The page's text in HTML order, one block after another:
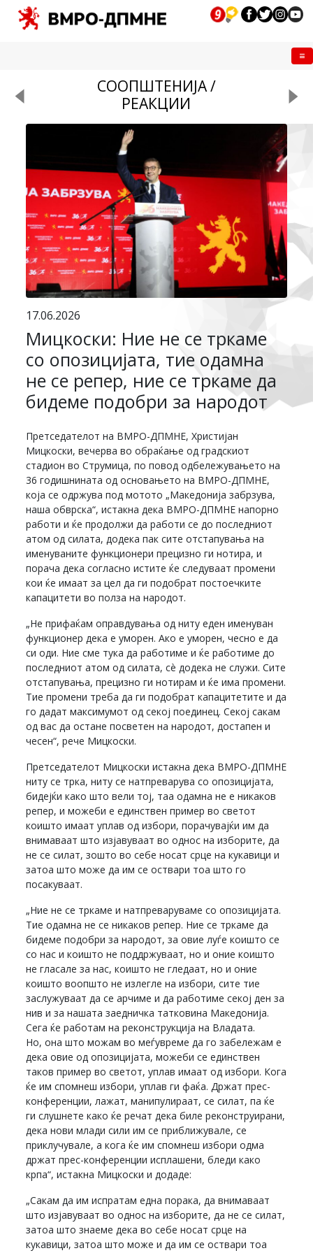
СООПШТЕНИЈА /
РЕАКЦИИ
17.06.2026
Мицкоски: Ние не се тркаме
со опозицијата, тие одамна
не се репер, ние се тркаме да
бидеме подобри за народот
Претседателот на ВМРО-ДПМНЕ, Христијан
Мицкоски, вечерва во обраќање од градскиот
стадион во Струмица, по повод одбележувањето на
36 годишнината од основањето на ВМРО-ДПМНЕ,
која се одржува под мотото „Македонија забрзува,
наша обврска“, истакна дека ВМРО-ДПМНЕ напорно
работи и ќе продолжи да работи се до последниот
атом од силата, додека пак сите отстапувања на
именуваните функционери прецизно ги нотира, и
порача дека согласно истите ќе следуваат промени
кои ќе имаат за цел да ги подобрат постоечките
капацитети во полза на народот.
„Не прифаќам оправдувања од ниту еден именуван
функционер дека е уморен. Ако е уморен, чесно е да
си оди. Ние сме тука да работиме и ќе работиме до
последниот атом од силата, сè додека не служи. Сите
отстапувања, прецизно ги нотирам и ќе има промени.
Тие промени треба да ги подобрат капацитетите и да
го дадат максимумот од секој поединец. Секој сакам
од вас да остане посветен на народот, достапен и
чесен“, рече Мицкоски.
Претседателот Мицкоски истакна дека ВМРО-ДПМНЕ
ниту се трка, ниту се натпреварува со опозицијата,
бидејќи како што вели тој, таа одамна не е никаков
репер, и можеби е единствен пример во светот
коишто имаат уплав од избори, порачувајќи им да
внимаваат што изјавуваат во однос на изборите, да
не се силат, зошто во себе носат срце на кукавици и
затоа што може да им се оствари тоа што го
посакуваат.
„Ние не се тркаме и натпреваруваме со опозицијата.
Тие одамна не се никаков репер. Ние се тркаме да
бидеме подобри за народот, за овие луѓе коишто се
со нас и коишто не поддржуваат, но и оние коишто
не гласале за нас, коишто не гледаат, но и оние
коишто воопшто не излегле на избори, сите тие
заслужуваат да се арчиме и да работиме секој ден за
нив и за нашата заедничка татковина Македонија.
Сега ќе работам на реконструкција на Владата.
Но, она што можам во меѓувреме да го забележам е
дека овие од опозицијата, можеби се единствен
таков пример во светот, уплав имаат од избори. Кога
ќе им спомнеш избори, уплав ги фаќа. Држат прес-
конференции, лажат, манипулираат, се силат, па ќе
ги слушнете како ќе речат дека биле реконструирани,
дека нови млади сили им се приближувале, се
приклучувале, а кога ќе им спомнеш избори одма
држат прес-конференции исплашени, бледи како
крпа“, истакна Мицкоски и додаде:
„Сакам да им испратам една порака, да внимаваат
што изјавуваат во однос на изборите, да не се силат,
затоа што знаеме дека во себе носат срце на
кукавици, затоа што може и да им се оствари тоа